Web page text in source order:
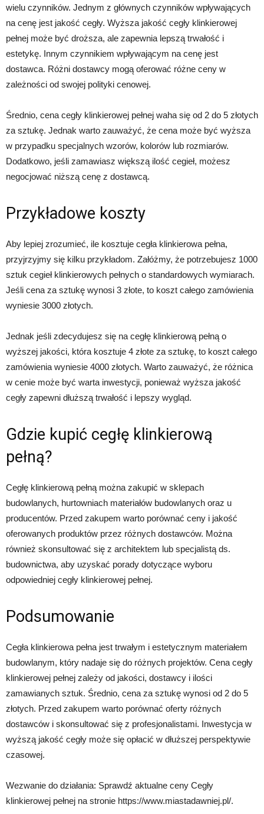
wielu czynników. Jednym z głównych czynników wpływających
na cenę jest jakość cegły. Wyższa jakość cegły klinkierowej
pełnej może być droższa, ale zapewnia lepszą trwałość i
estetykę. Innym czynnikiem wpływającym na cenę jest
dostawca. Różni dostawcy mogą oferować różne ceny w
zależności od swojej polityki cenowej.
Średnio, cena cegły klinkierowej pełnej waha się od 2 do 5 złotych
za sztukę. Jednak warto zauważyć, że cena może być wyższa
w przypadku specjalnych wzorów, kolorów lub rozmiarów.
Dodatkowo, jeśli zamawiasz większą ilość cegieł, możesz
negocjować niższą cenę z dostawcą.
Przykładowe koszty
Aby lepiej zrozumieć, ile kosztuje cegła klinkierowa pełna,
przyjrzyjmy się kilku przykładom. Załóżmy, że potrzebujesz 1000
sztuk cegieł klinkierowych pełnych o standardowych wymiarach.
Jeśli cena za sztukę wynosi 3 złote, to koszt całego zamówienia
wyniesie 3000 złotych.
Jednak jeśli zdecydujesz się na cegłę klinkierową pełną o
wyższej jakości, która kosztuje 4 złote za sztukę, to koszt całego
zamówienia wyniesie 4000 złotych. Warto zauważyć, że różnica
w cenie może być warta inwestycji, ponieważ wyższa jakość
cegły zapewni dłuższą trwałość i lepszy wygląd.
Gdzie kupić cegłę klinkierową
pełną?
Cegłę klinkierową pełną można zakupić w sklepach
budowlanych, hurtowniach materiałów budowlanych oraz u
producentów. Przed zakupem warto porównać ceny i jakość
oferowanych produktów przez różnych dostawców. Można
również skonsultować się z architektem lub specjalistą ds.
budownictwa, aby uzyskać porady dotyczące wyboru
odpowiedniej cegły klinkierowej pełnej.
Podsumowanie
Cegła klinkierowa pełna jest trwałym i estetycznym materiałem
budowlanym, który nadaje się do różnych projektów. Cena cegły
klinkierowej pełnej zależy od jakości, dostawcy i ilości
zamawianych sztuk. Średnio, cena za sztukę wynosi od 2 do 5
złotych. Przed zakupem warto porównać oferty różnych
dostawców i skonsultować się z profesjonalistami. Inwestycja w
wyższą jakość cegły może się opłacić w dłuższej perspektywie
czasowej.
Wezwanie do działania: Sprawdź aktualne ceny Cegły
klinkierowej pełnej na stronie https://www.miastadawniej.pl/.